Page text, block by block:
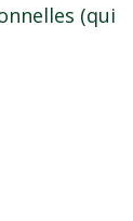
(qui